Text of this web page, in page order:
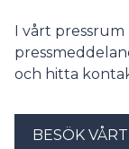
I vårt pressrum
och hitta
BESÖK